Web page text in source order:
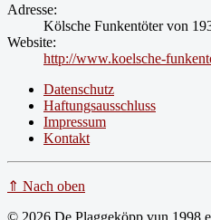
Adresse:
Kölsche Funkentöter von
Website:
http://www.koelsche-
Datenschutz
Haftungsausschluss
Impressum
Kontakt
⇑ Nach oben
© 2026 De Plaggeköpp vun 1998